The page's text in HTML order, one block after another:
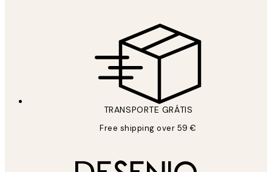
TRANSPORTE GRÁTIS
Free shipping over 59 €